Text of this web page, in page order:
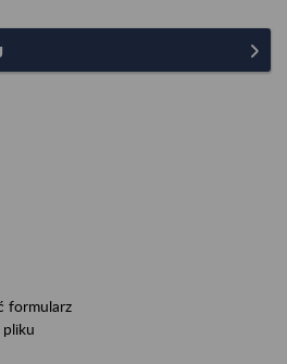
formularz
pliku